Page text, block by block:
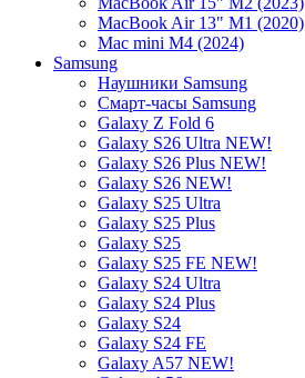
MacBook Air 13" M1 (2020)
Mac mini M4 (2024)
Samsung
Наушники Samsung
Смарт-часы Samsung
Galaxy Z Fold 6
Galaxy S26 Ultra NEW!
Galaxy S26 Plus NEW!
Galaxy S26 NEW!
Galaxy S25 Ultra
Galaxy S25 Plus
Galaxy S25
Galaxy S25 FE NEW!
Galaxy S24 Ultra
Galaxy S24 Plus
Galaxy S24
Galaxy S24 FE
Galaxy A57 NEW!